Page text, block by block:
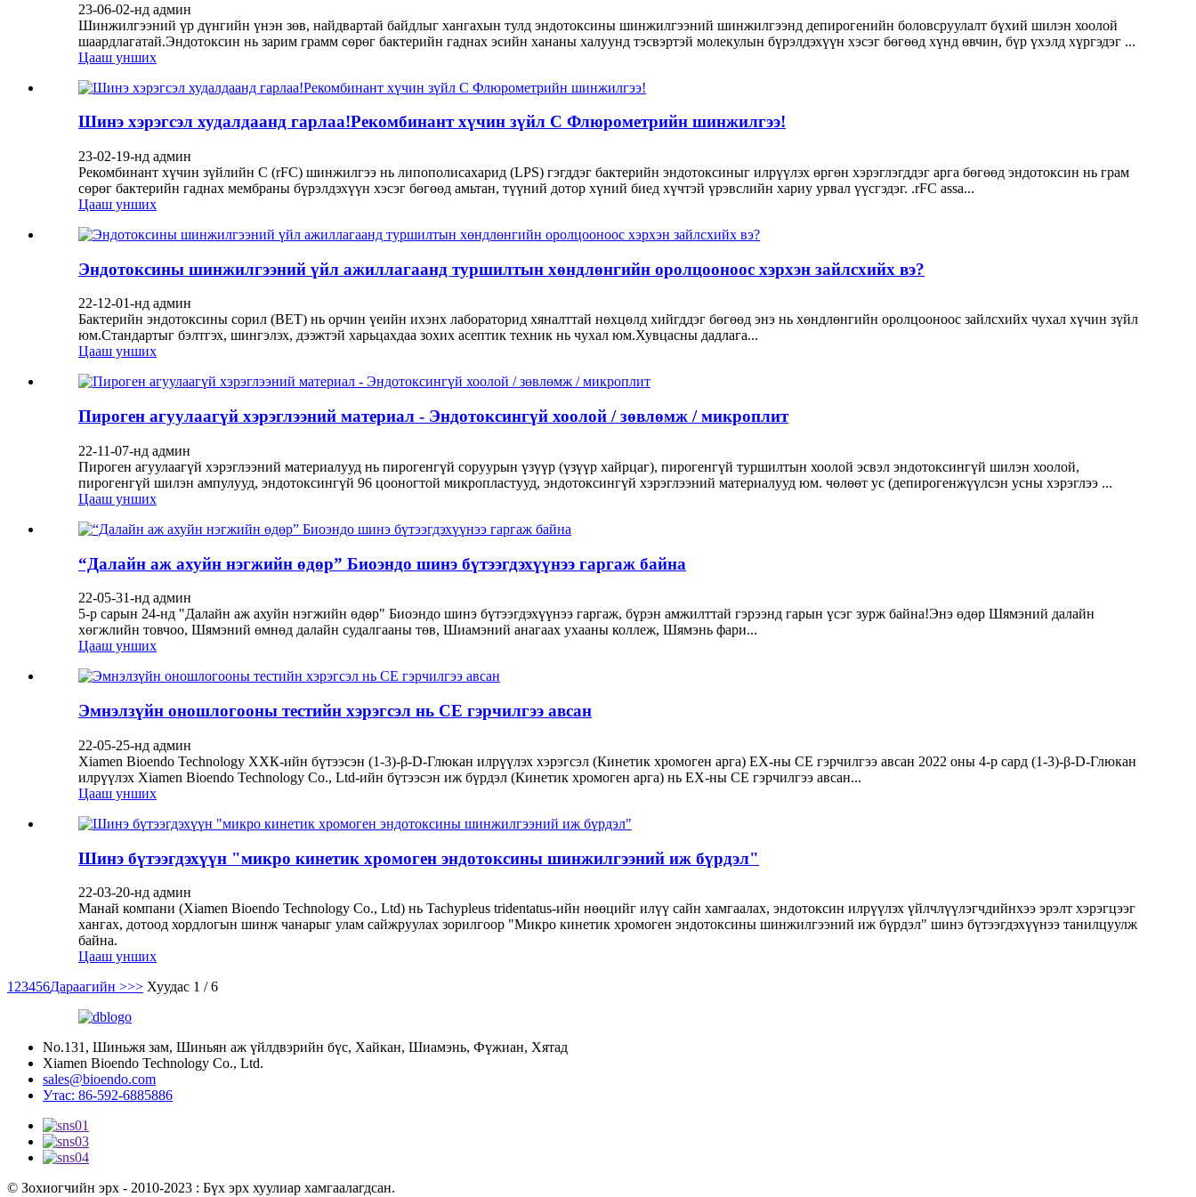
23-06-02-нд админ
Шинжилгээний үр дүнгийн үнэн зөв, найдвартай байдлыг хангахын тулд эндотоксины шинжилгээний шинжилгээнд депирогенийн боловсруулалт бүхий шилэн хоолой
шаардлагатай.Эндотоксин нь зарим грамм сөрөг бактерийн гаднах эсийн хананы халуунд тэсвэртэй молекулын бүрэлдэхүүн хэсэг бөгөөд хүнд өвчин, бүр үхэлд хүргэдэг ...
Цааш унших
Шинэ хэрэгсэл худалдаанд гарлаа!Рекомбинант хүчин зүйл C Флюрометрийн шинжилгээ!
23-02-19-нд админ
Рекомбинант хүчин зүйлийн С (rFC) шинжилгээ нь липополисахарид (LPS) гэгддэг бактерийн эндотоксиныг илрүүлэх өргөн хэрэглэгддэг арга бөгөөд эндотоксин нь грам
сөрөг бактерийн гаднах мембраны бүрэлдэхүүн хэсэг бөгөөд амьтан, түүний дотор хүний ​​биед хүчтэй үрэвслийн хариу урвал үүсгэдэг. .rFC assa...
Цааш унших
Эндотоксины шинжилгээний үйл ажиллагаанд туршилтын хөндлөнгийн оролцооноос хэрхэн зайлсхийх вэ?
22-12-01-нд админ
Бактерийн эндотоксины сорил (BET) нь орчин үеийн ихэнх лабораторид хяналттай нөхцөлд хийгддэг бөгөөд энэ нь хөндлөнгийн оролцооноос зайлсхийх чухал хүчин зүйл
юм.Стандартыг бэлтгэх, шингэлэх, дээжтэй харьцахдаа зохих асептик техник нь чухал юм.Хувцасны дадлага...
Цааш унших
Пироген агуулаагүй хэрэглээний материал - Эндотоксингүй хоолой / зөвлөмж / микроплит
22-11-07-нд админ
Пироген агуулаагүй хэрэглээний материалууд нь пирогенгүй соруурын үзүүр (үзүүр хайрцаг), пирогенгүй туршилтын хоолой эсвэл эндотоксингүй шилэн хоолой,
пирогенгүй шилэн ампулууд, эндотоксингүй 96 цооногтой микропластууд, эндотоксингүй хэрэглээний материалууд юм. чөлөөт ус (депирогенжүүлсэн усны хэрэглээ ...
Цааш унших
“Далайн аж ахуйн нэгжийн өдөр” Биоэндо шинэ бүтээгдэхүүнээ гаргаж байна
22-05-31-нд админ
5-р сарын 24-нд "Далайн аж ахуйн нэгжийн өдөр" Биоэндо шинэ бүтээгдэхүүнээ гаргаж, бүрэн амжилттай гэрээнд гарын үсэг зурж байна!Энэ өдөр Шямэний далайн
хөгжлийн товчоо, Шямэний өмнөд далайн судалгааны төв, Шиамэний анагаах ухааны коллеж, Шямэнь фари...
Цааш унших
Эмнэлзүйн оношлогооны тестийн хэрэгсэл нь CE гэрчилгээ авсан
22-05-25-нд админ
Xiamen Bioendo Technology ХХК-ийн бүтээсэн (1-3)-β-D-Глюкан илрүүлэх хэрэгсэл (Кинетик хромоген арга) ЕХ-ны CE гэрчилгээ авсан 2022 оны 4-р сард (1-3)-β-D-Глюкан
илрүүлэх Xiamen Bioendo Technology Co., Ltd-ийн бүтээсэн иж бүрдэл (Кинетик хромоген арга) нь ЕХ-ны CE гэрчилгээ авсан...
Цааш унших
Шинэ бүтээгдэхүүн "микро кинетик хромоген эндотоксины шинжилгээний иж бүрдэл"
22-03-20-нд админ
Манай компани (Xiamen Bioendo Technology Co., Ltd) нь Tachypleus tridentatus-ийн нөөцийг илүү сайн хамгаалах, эндотоксин илрүүлэх үйлчлүүлэгчдийнхээ эрэлт хэрэгцээг
хангах, дотоод хордлогын шинж чанарыг улам сайжруулах зорилгоор "Микро кинетик хромоген эндотоксины шинжилгээний иж бүрдэл" шинэ бүтээгдэхүүнээ танилцуулж
байна.
Цааш унших
1 23456Дараагийн >>> Хуудас 1 / 6
No.131, Шиньжя зам, Шиньян аж үйлдвэрийн бүс, Хайкан, Шиамэнь, Фүжиан, Хятад
Xiamen Bioendo Technology Co., Ltd.
sales@bioendo.com
Утас: 86-592-6885886
© Зохиогчийн эрх - 2010-2023 : Бүх эрх хуулиар хамгаалагдсан.